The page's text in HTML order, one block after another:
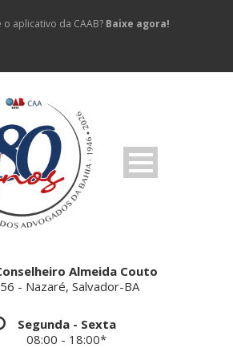
o aplicativo da CAAB? Baixe agora!
Almeida Couto
- Nazaré, Salvador-BA
Segunda - Sexta
08:00 - 18:00*